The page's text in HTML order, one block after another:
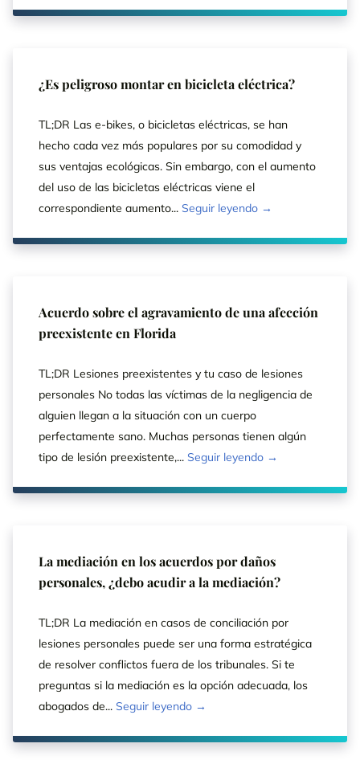
¿Es peligroso montar en bicicleta eléctrica?
TL;DR Las e-bikes, o bicicletas eléctricas, se han
hecho cada vez más populares por su comodidad y
sus ventajas ecológicas. Sin embargo, con el aumento
del uso de las bicicletas eléctricas viene el
correspondiente aumento... Seguir leyendo →
Acuerdo sobre el agravamiento de una afección
preexistente en Florida
TL;DR Lesiones preexistentes y tu caso de lesiones
personales No todas las víctimas de la negligencia de
alguien llegan a la situación con un cuerpo
perfectamente sano. Muchas personas tienen algún
tipo de lesión preexistente,... Seguir leyendo →
La mediación en los acuerdos por daños
personales, ¿debo acudir a la mediación?
TL;DR La mediación en casos de conciliación por
lesiones personales puede ser una forma estratégica
de resolver conflictos fuera de los tribunales. Si te
preguntas si la mediación es la opción adecuada, los
abogados de... Seguir leyendo →